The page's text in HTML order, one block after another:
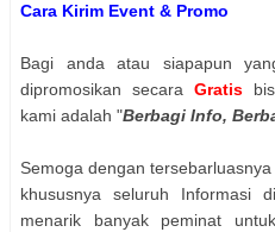
Cara Kirim Event & Promo
Bagi anda atau siapapun
dipromosikan secara Gratis
kami adalah "Berbagi Info,
Semoga dengan
khususnya seluruh Informasi
menarik banyak peminat